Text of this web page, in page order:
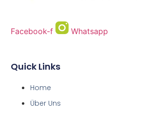
Facebook-f Whatsapp
Quick Links
Home
Über Uns